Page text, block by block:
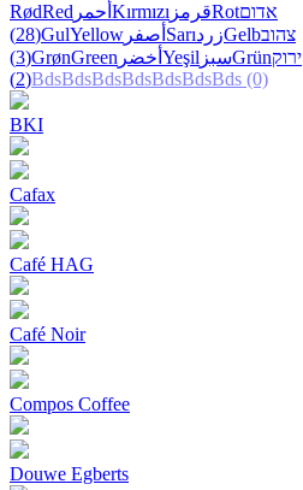
RødRed أحمر Kırmızı قرمزRotאדום
(28)GulYellow أصفر SarıزردGelbצהוב
(3)GrønGreen أخضر Yeşil سبزGrünירוק
(2)BdsBdsBdsBdsBdsBdsBds (0)
BKI
Cafax
Café HAG
Café Noir
Compos Coffee
Douwe Egberts